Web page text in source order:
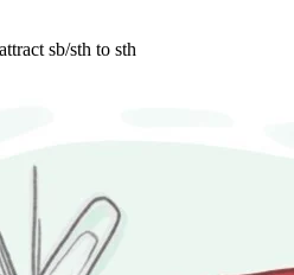
sb/sth to sth